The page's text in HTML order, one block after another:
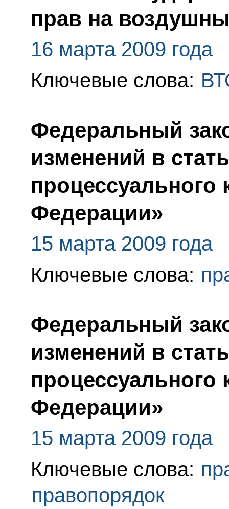
прав на
16 марта 2009 года
Ключевые слова:
Федеральный
изменений в
процессуального
Федерации»
15 марта 2009 года
Ключевые слова:
Федеральный
изменений в
процессуального
Федерации»
15 марта 2009 года
Ключевые слова:
правопорядок